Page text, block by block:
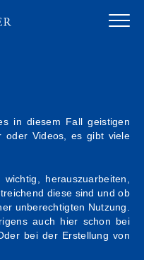
in diesem Fall geistigen
oder Videos, es gibt viele
herauszuarbeiten,
diese sind und ob
unberechtigten Nutzung.
auch hier schon bei
bei der Erstellung von